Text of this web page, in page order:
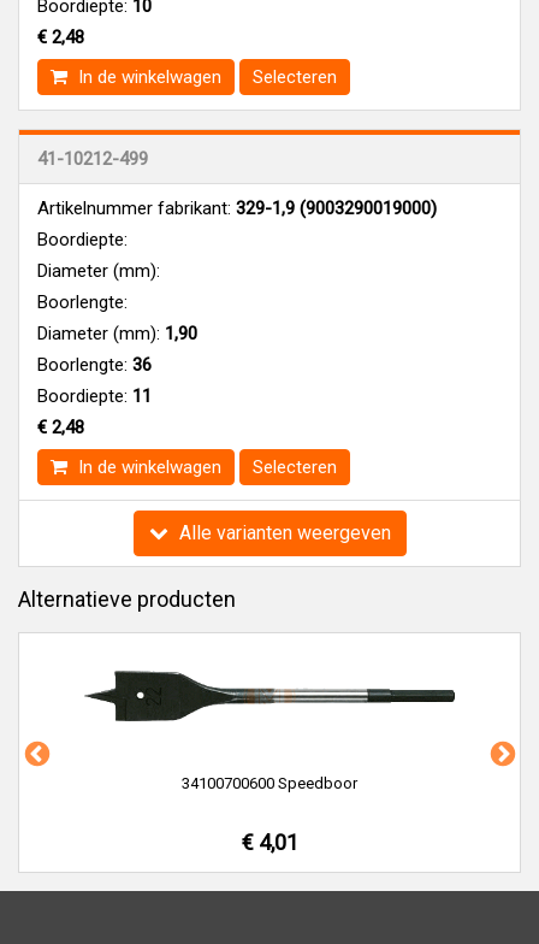
Boordiepte: 10
€ 2,48
In de winkelwagen
Selecteren
41-10212-499
Artikelnummer fabrikant: 329-1,9 (9003290019000)
Boordiepte:
Diameter (mm):
Boorlengte:
Diameter (mm): 1,90
Boorlengte: 36
Boordiepte: 11
€ 2,48
In de winkelwagen
Selecteren
Alle varianten weergeven
Alternatieve producten
34100700600 Speedboor
€ 4,01